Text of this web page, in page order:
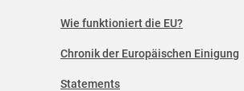
Wie funktioniert die EU?
Chronik der Europäischen Einigung
Statements